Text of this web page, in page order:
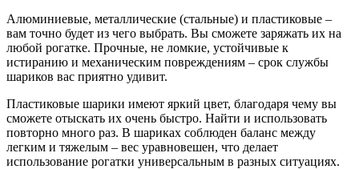
Алюминиевые, металлические (стальные) и пластиковые –
вам точно будет из чего выбрать. Вы сможете заряжать их на
любой рогатке. Прочные, не ломкие, устойчивые к
истиранию и механическим повреждениям – срок службы
шариков вас приятно удивит.
Пластиковые шарики имеют яркий цвет, благодаря чему вы
сможете отыскать их очень быстро. Найти и использовать
повторно много раз. В шариках соблюден баланс между
легким и тяжелым – вес уравновешен, что делает
использование рогатки универсальным в разных ситуациях.